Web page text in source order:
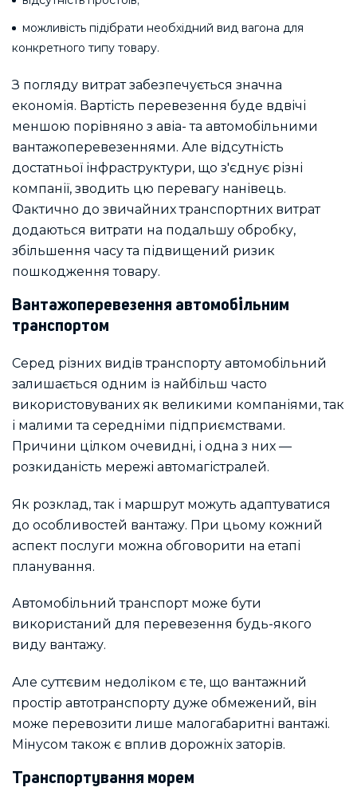
можливість підібрати необхідний вид вагона для
конкретного типу товару.
З погляду витрат забезпечується значна
економія. Вартість перевезення буде вдвічі
меншою порівняно з авіа- та автомобільними
вантажоперевезеннями. Але відсутність
достатньої інфраструктури, що з'єднує різні
компанії, зводить цю перевагу нанівець.
Фактично до звичайних транспортних витрат
додаються витрати на подальшу обробку,
збільшення часу та підвищений ризик
пошкодження товару.
Вантажоперевезення автомобільним
транспортом
Серед різних видів транспорту автомобільний
залишається одним із найбільш часто
використовуваних як великими компаніями, так
і малими та середніми підприємствами.
Причини цілком очевидні, і одна з них —
розкиданість мережі автомагістралей.
Як розклад, так і маршрут можуть адаптуватися
до особливостей вантажу. При цьому кожний
аспект послуги можна обговорити на етапі
планування.
Автомобільний транспорт може бути
використаний для перевезення будь-якого
виду вантажу.
Але суттєвим недоліком є те, що вантажний
простір автотранспорту дуже обмежений, він
може перевозити лише малогабаритні вантажі.
Мінусом також є вплив дорожніх заторів.
Транспортування морем